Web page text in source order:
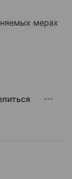
мерах